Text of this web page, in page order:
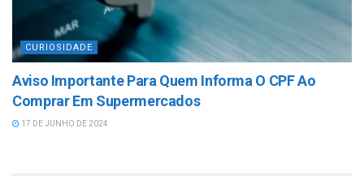
CURIOSIDADE
Aviso Importante Para Quem Informa O CPF Ao
Comprar Em Supermercados
17 DE JUNHO DE 2024